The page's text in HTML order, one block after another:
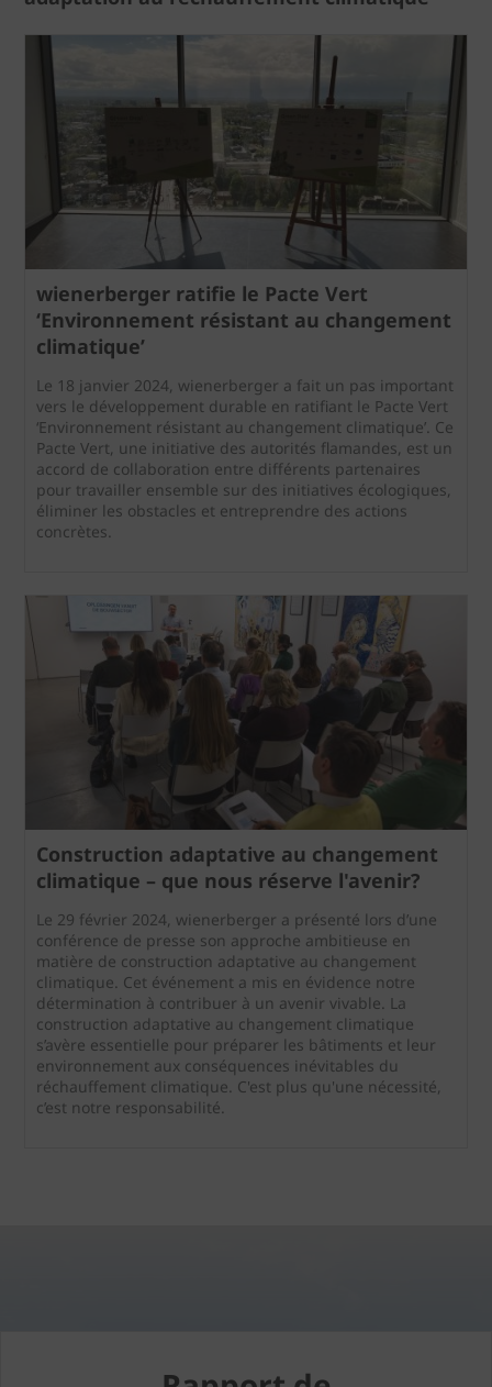
wienerberger ratifie le Pacte Vert
‘Environnement résistant au changement
climatique’
Le 18 janvier 2024, wienerberger a fait un pas important
vers le développement durable en ratifiant le Pacte Vert
‘Environnement résistant au changement climatique’. Ce
Pacte Vert, une initiative des autorités flamandes, est un
accord de collaboration entre différents partenaires
pour travailler ensemble sur des initiatives écologiques,
éliminer les obstacles et entreprendre des actions
concrètes.
Construction adaptative au changement
climatique – que nous réserve l'avenir?
Le 29 février 2024, wienerberger a présenté lors d’une
conférence de presse son approche ambitieuse en
matière de construction adaptative au changement
climatique. Cet événement a mis en évidence notre
détermination à contribuer à un avenir vivable. La
construction adaptative au changement climatique
s’avère essentielle pour préparer les bâtiments et leur
environnement aux conséquences inévitables du
réchauffement climatique. C'est plus qu'une nécessité,
c’est notre responsabilité.